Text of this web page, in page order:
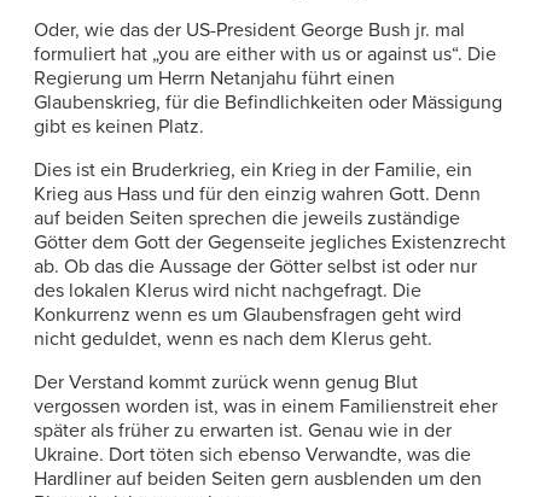
Oder, wie das der US-President George Bush jr. mal
formuliert hat „you are either with us or against us“. Die
Regierung um Herrn Netanjahu führt einen
Glaubenskrieg, für die Befindlichkeiten oder Mässigung
gibt es keinen Platz.
Dies ist ein Bruderkrieg, ein Krieg in der Familie, ein
Krieg aus Hass und für den einzig wahren Gott. Denn
auf beiden Seiten sprechen die jeweils zuständige
Götter dem Gott der Gegenseite jegliches Existenzrecht
ab. Ob das die Aussage der Götter selbst ist oder nur
des lokalen Klerus wird nicht nachgefragt. Die
Konkurrenz wenn es um Glaubensfragen geht wird
nicht geduldet, wenn es nach dem Klerus geht.
Der Verstand kommt zurück wenn genug Blut
vergossen worden ist, was in einem Familienstreit eher
später als früher zu erwarten ist. Genau wie in der
Ukraine. Dort töten sich ebenso Verwandte, was die
Hardliner auf beiden Seiten gern ausblenden um den